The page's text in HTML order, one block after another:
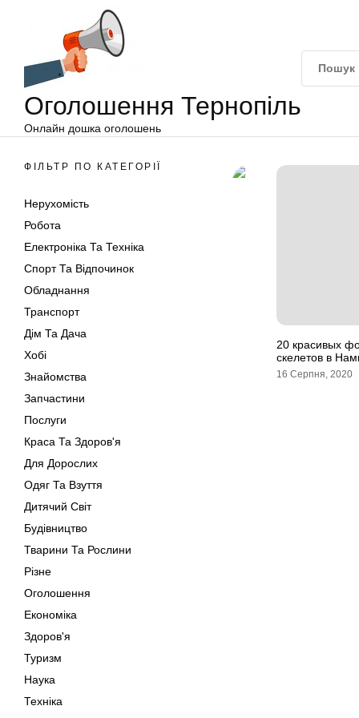
Оголошення Тернопіль
Онлайн дошка оголошень
ФІЛЬТР ПО КАТЕГОРІЇ
Нерухомість
Робота
Електроніка Та Техніка
Спорт Та Відпочинок
Обладнання
Транспорт
Дім Та Дача
Хобі
Знайомства
Запчастини
Послуги
Краса Та Здоров'я
Для Дорослих
Одяг Та Взуття
Дитячий Світ
Будівництво
Тварини Та Рослини
Різне
Оголошення
Економіка
Здоров'я
Туризм
Наука
Техніка
20 красивых
скелетов в
16 Серпня, 2020